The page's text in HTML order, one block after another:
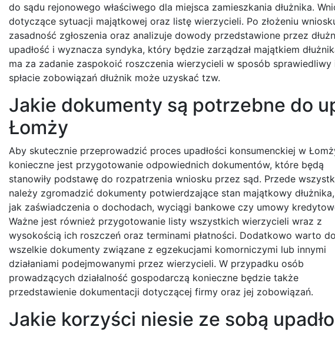
do sądu rejonowego właściwego dla miejsca zamieszkania dłużnika.
dotyczące sytuacji majątkowej oraz listę wierzycieli. Po złożeniu
zasadność zgłoszenia oraz analizuje dowody przedstawione przez
upadłość i wyznacza syndyka, który będzie zarządzał majątkiem
ma za zadanie zaspokoić roszczenia wierzycieli w sposób
spłacie zobowiązań dłużnik może uzyskać tzw.
Jakie dokumenty są potrzebne do
Łomży
Aby skutecznie przeprowadzić proces upadłości konsumenckiej w
konieczne jest przygotowanie odpowiednich dokumentów, które będą
stanowiły podstawę do rozpatrzenia wniosku przez sąd. Przede
należy zgromadzić dokumenty potwierdzające stan majątkowy
jak zaświadczenia o dochodach, wyciągi bankowe czy umowy
Ważne jest również przygotowanie listy wszystkich wierzycieli wraz z
wysokością ich roszczeń oraz terminami płatności. Dodatkowo warto
wszelkie dokumenty związane z egzekucjami komorniczymi lub innymi
działaniami podejmowanymi przez wierzycieli. W przypadku osób
prowadzących działalność gospodarczą konieczne będzie także
przedstawienie dokumentacji dotyczącej firmy oraz jej zobowiązań.
Jakie korzyści niesie ze sobą